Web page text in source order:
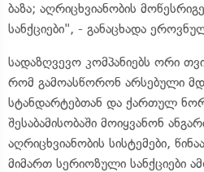
ბაზა; აღრიცხვიანობის
სანქციები", - განაცხადა
სადაზღვევო კომპანიებს ორი
რომ გამოასწორონ არსებული
სტანდარტებთან და ქართულ
შესაბამისობაში მოიყვანონ
აღრიცხვიანობის სისტემები,
მიმართ სერიოზული სანქციები